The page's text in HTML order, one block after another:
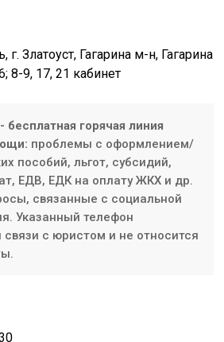
г. Златоуст, Гагарина м-н, ​​Гагарина
​​8-9, 17, 21 кабинет
бесплатная горячая линия
проблемы с оформлением/
пособий, льгот, субсидий,
ЕДВ, ЕДК на оплату ЖКХ и др.
связанные с социальной
Указанный телефон
с юристом и не относится